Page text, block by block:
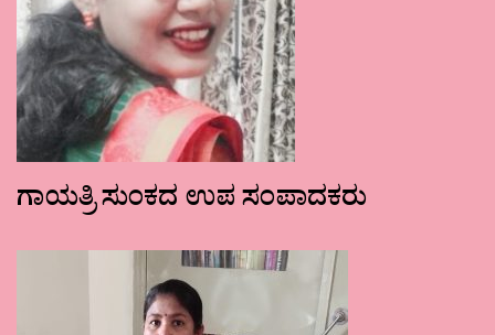
ಗಾಯತ್ರಿ ಸುಂಕದ ಉಪ ಸಂಪಾದಕರು